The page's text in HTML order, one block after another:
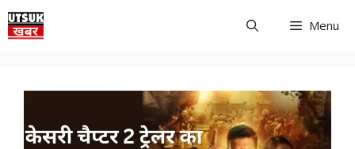
Skip
to
Menu